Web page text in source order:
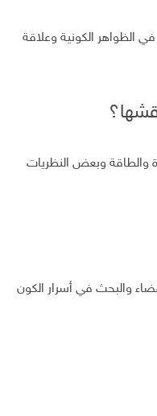
الظواهر الكونية وعلاقة
والطاقة وبعض النظريات
والبحث في أسرار الكون